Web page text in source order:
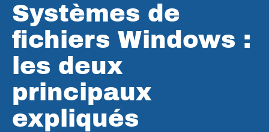
Systèmes de
fichiers Windows :
les deux
principaux
expliqués